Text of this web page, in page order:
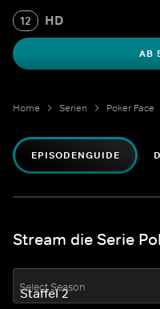
12 HD
AB
Home Serien Poker Face
EPISODENGUIDE
Stream die Serie
Select Season